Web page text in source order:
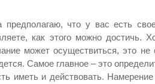
предполагаю, что у вас есть
как этого можно достичь.
может осуществиться, это
Самое главное – это
иметь и действовать.